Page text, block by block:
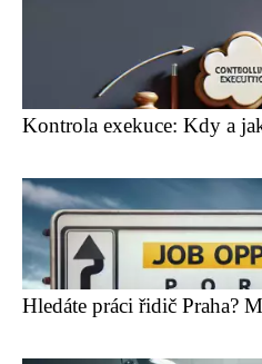
Kontrola exekuce: Kdy a
Hledáte práci řidič Praha?